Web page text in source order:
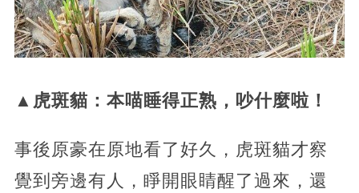
▲虎斑貓：本喵睡得正熟，吵什麼啦！
事後原豪在原地看了好久，虎斑貓才察
覺到旁邊有人，睜開眼睛醒了過來，還